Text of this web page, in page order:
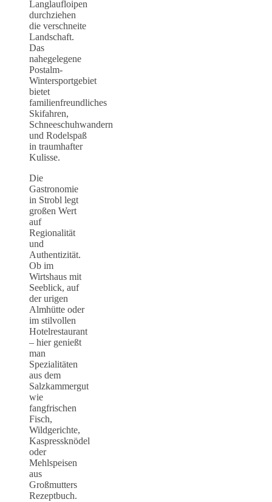
Langlaufloipen
durchziehen
die verschneite
Landschaft.
Das
nahegelegene
Postalm-
Wintersportgebiet
bietet
familienfreundliches
Skifahren,
Schneeschuhwandern
und Rodelspaß
in traumhafter
Kulisse.
Die
Gastronomie
in Strobl legt
großen Wert
auf
Regionalität
und
Authentizität.
Ob im
Wirtshaus mit
Seeblick, auf
der urigen
Almhütte oder
im stilvollen
Hotelrestaurant
– hier genießt
man
Spezialitäten
aus dem
Salzkammergut
wie
fangfrischen
Fisch,
Wildgerichte,
Kaspressknödel
oder
Mehlspeisen
aus
Großmutters
Rezeptbuch.